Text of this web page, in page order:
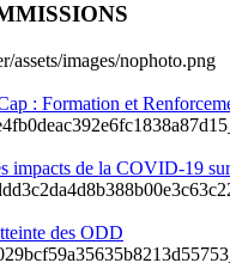
: Formation et
impacts de la COVID-19
des ODD